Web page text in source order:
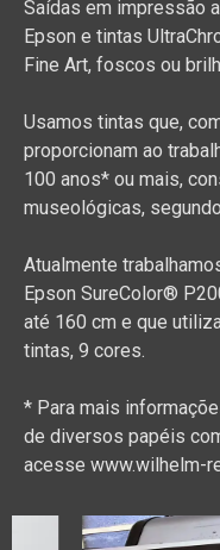
Saídas em impressão
Epson e tintas
Fine Art, foscos ou
Usamos tintas que,
proporcionam ao
100 anos* ou mais,
museológicas,
Atualmente
Epson SureColor®
até 160 cm e que
tintas, 9 cores.
* Para mais
de diversos papéis
acesse www.wilhelm-